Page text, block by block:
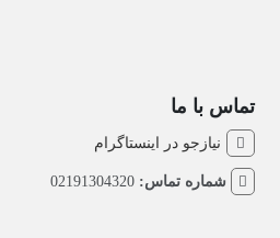
تماس با ما
نیازجو در اینستاگرام
شماره تماس: 02191304320